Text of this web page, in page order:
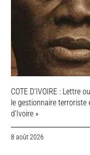
COTE D’IVOIRE : Lettre
le gestionnaire terroriste
d’Ivoire »
8 août 2026